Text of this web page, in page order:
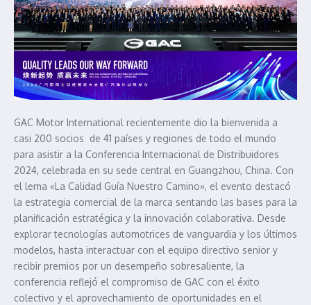
GAC Motor International recientemente dio la bienvenida a
casi 200 socios de 41 países y regiones de todo el mundo
para asistir a la Conferencia Internacional de Distribuidores
2024, celebrada en su sede central en Guangzhou, China. Con
el lema «La Calidad Guía Nuestro Camino», el evento destacó
la estrategia comercial de la marca sentando las bases para la
planificación estratégica y la innovación colaborativa. Desde
explorar tecnologías automotrices de vanguardia y los últimos
modelos, hasta interactuar con el equipo directivo senior y
recibir premios por un desempeño sobresaliente, la
conferencia reflejó el compromiso de GAC con el éxito
colectivo y el aprovechamiento de oportunidades en el